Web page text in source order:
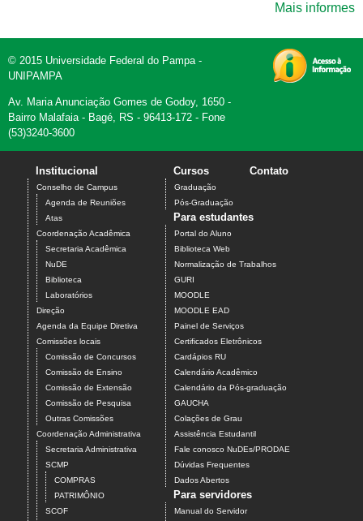
Mais informes
© 2015 Universidade Federal do Pampa -
UNIPAMPA
Av. Maria Anunciação Gomes de Godoy, 1650 -
Bairro Malafaia - Bagé, RS - 96413-172 - Fone
(53)3240-3600
Institucional
Conselho de Campus
Agenda de Reuniões
Atas
Coordenação Acadêmica
Secretaria Acadêmica
NuDE
Biblioteca
Laboratórios
Direção
Agenda da Equipe Diretiva
Comissões locais
Comissão de Concursos
Comissão de Ensino
Comissão de Extensão
Comissão de Pesquisa
Outras Comissões
Coordenação Administrativa
Secretaria Administrativa
SCMP
COMPRAS
PATRIMÔNIO
SCOF
Cursos
Graduação
Pós-Graduação
Contato
Para estudantes
Portal do Aluno
Biblioteca Web
Normalização de Trabalhos
GURI
MOODLE
MOODLE EAD
Painel de Serviços
Certificados Eletrônicos
Cardápios RU
Calendário Acadêmico
Calendário da Pós-graduação
GAUCHA
Colações de Grau
Assistência Estudantil
Fale conosco NuDEs/PRODAE
Dúvidas Frequentes
Dados Abertos
Para servidores
Manual do Servidor